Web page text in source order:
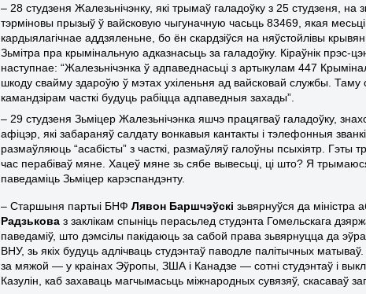
– 28 студзеня Жалезьнічэнку, які трымаў галадоўку з 25 студзеня, на
тэрміновы прызыў ў вайсковую чыгуначную часьць 83469, якая
кардыялагічнае аддзяленьне, бо ён скардзіўся на няўстойлівы
Зьмітра пра крымінальную адказнасьць за галадоўку. Кіраўнік прэс-
наступнае: “Жалезьнічэнка ў адпаведнасьці з артыкулам 447
шкоду свайму здароўю ў мэтах ухіленьня ад вайсковай службы.
камандзірам часткі будуць рабіцца адпаведныя захады”.
– 29 студзеня Зьміцер Жалезьнічэнка яшчэ працягваў галадоўку,
афіцэр, які забараняў салдату вонкавыя кантакты і тэлефонныя
размаўляюць “асабісты” з часткі, размаўляў галоўны псыхіятр.
час перабіваў мяне. Хацеў мяне зь сябе вывесьці, ці што? Я
паведаміць Зьміцер карэспандэнту.
– Старшыня партыі БНФЛявон Баршчэўскі зьвярнуўся да міністра
Радзькова з заклікам спыніць перасьлед студэнта Гомельскага
паведаміў, што дэмсілы пакідаюць за сабой права зьвярнуцца да
ВНУ, зь якіх будуць адлічваць студэнтаў паводле палітычных
за мяжой — у краінах Эўропы, ЗША і Канадзе — сотні студэнтаў і
Казулін, каб захаваць магчымасьць міжнародных сувязяў, скасаваў